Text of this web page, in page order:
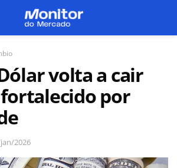
volta a cair
por
2026